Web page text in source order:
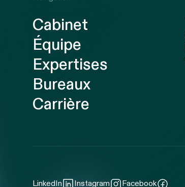
Cabinet
Équipe
Expertises
Bureaux
Carrière
LinkedIn Instagram Facebook